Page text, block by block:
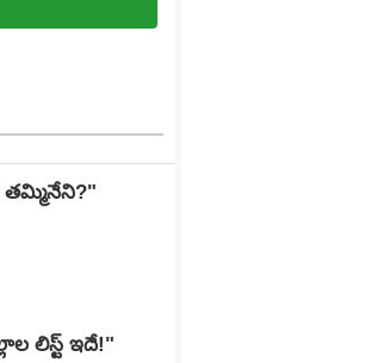
తమ్మినేని?"
లిస్ట్ ఇదే!"